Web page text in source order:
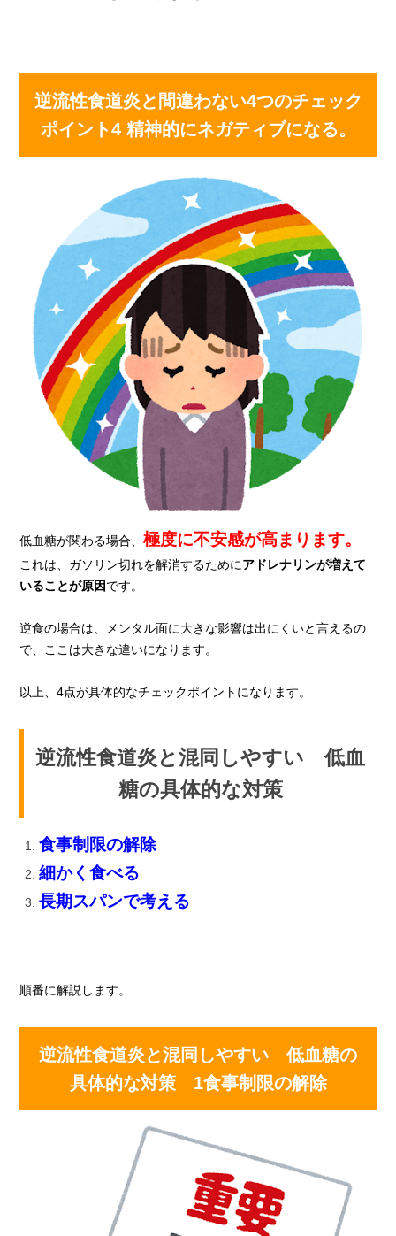
逆流性食道炎と間違わない4つのチェック
ポイント4 精神的にネガティブになる。
低血糖が関わる場合、極度に不安感が高まります。
これは、ガソリン切れを解消するためにアドレナリンが増えて
いることが原因です。
逆食の場合は、メンタル面に大きな影響は出にくいと言えるの
で、ここは大きな違いになります。
以上、4点が具体的なチェックポイントになります。
逆流性食道炎と混同しやすい 低血
糖の具体的な対策
食事制限の解除
細かく食べる
長期スパンで考える
順番に解説します。
逆流性食道炎と混同しやすい 低血糖の
具体的な対策 1食事制限の解除